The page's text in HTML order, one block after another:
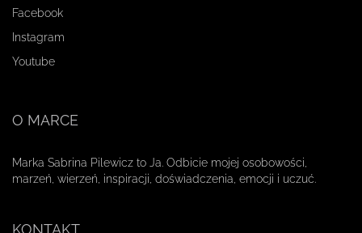
Facebook
Instagram
Youtube
O MARCE
Marka Sabrina Pilewicz to Ja. Odbicie mojej osobowości,
marzeń, wierzeń, inspiracji, doświadczenia, emocji i uczuć.